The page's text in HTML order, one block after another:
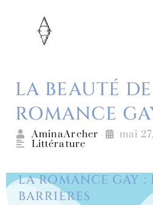
LA BEAUTÉ
ROMANCE
AminaArcher • mai
Littérature
LA ROMANCE GAY :
BARRIÈRES